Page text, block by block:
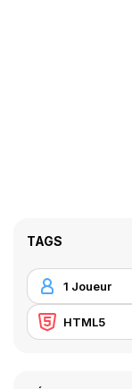
TAGS
1 Joueur
HTML5